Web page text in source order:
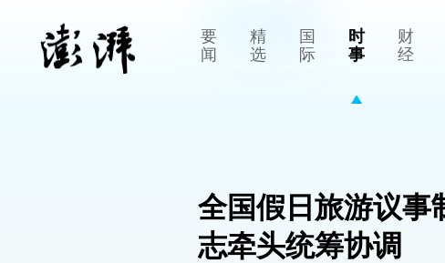
要
闻
精
选
国
际
时
事
财
经
全国假日旅游议事
志牵头统筹协调